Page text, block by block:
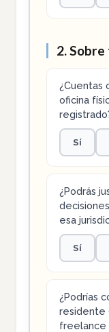
2.
¿Cuentas
oficina
Sí
¿Podrás
esa
Sí
¿Podrías
residente
freelance